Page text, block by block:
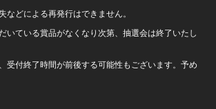
どによる再発行はできません。
いている賞品がなくなり次第、抽選会は終了いたし
受付終了時間が前後する可能性もございます。予め